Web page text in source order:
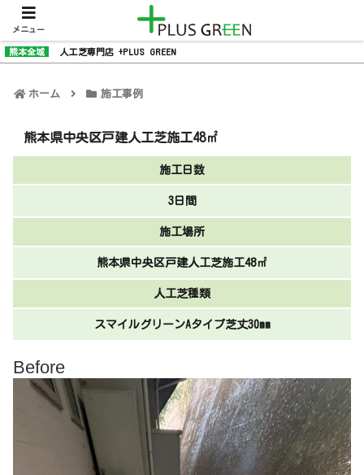
熊本全域 人工芝専門店 +PLUS GREEN
ホーム 施工事例
熊本県中央区戸建人工芝施工48㎡
施工日数
3日間
施工場所
熊本県中央区戸建人工芝施工48㎡
人工芝種類
スマイルグリーンAタイプ芝丈30mm
Before
メニュー